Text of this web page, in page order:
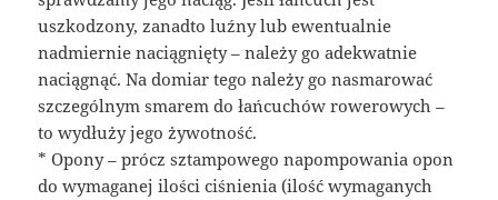
uszkodzony, zanadto luźny lub ewentualnie
nadmiernie naciągnięty – należy go adekwatnie
naciągnąć. Na domiar tego należy go nasmarować
szczególnym smarem do łańcuchów rowerowych –
to wydłuży jego żywotność.
* Opony – prócz sztampowego napompowania opon
do wymaganej ilości ciśnienia (ilość wymaganych